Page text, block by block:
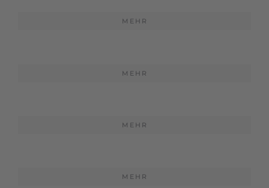
MEHR
MEHR
MEHR
MEHR